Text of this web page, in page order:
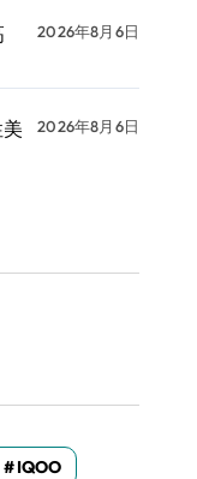
2026年8月6日
2026年8月6日
IQOO